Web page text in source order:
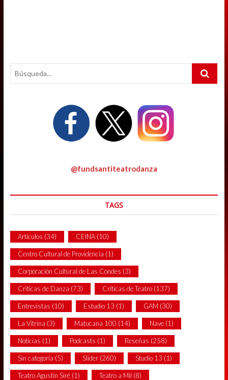
contradicciones
Search
@fundsantiteatrodanza
TAGS
Artículos (34) CEINA(10)
Centro Cultural de Providencia (1)
Corporación Cultural de Las Condes (3)
Críticas de Danza (73) Críticas de Teatro(137)
Entrevistas (10) Estudio 13 (1) GAM (30)
La Vitrina (3) Matucana 100 (14) Nave(1)
Noticias (1) Podcasts (1) Reseñas (258)
Sin categoría (5) Slider(260) Studio 13 (1)
Teatro Agustín Siré(1) Teatro a Mil (8)